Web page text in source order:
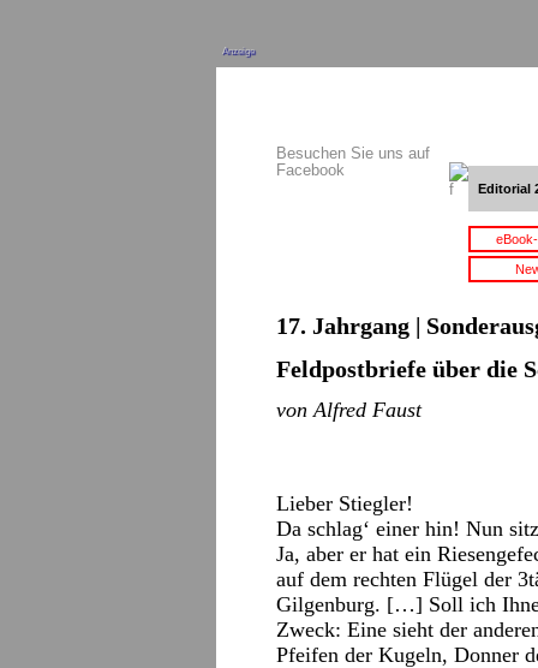
Anzeige
Besuchen Sie uns auf
Facebook
Editorial
17. Jahrgang |
Feldpostbriefe über die
von Alfred Faust
Lieber Stiegler!
Da schlag‘ einer hin! Nun
Ja, aber er hat ein
auf dem rechten Flügel der
Gilgenburg. […] Soll ich
Zweck: Eine sieht der
Pfeifen der Kugeln, Donner